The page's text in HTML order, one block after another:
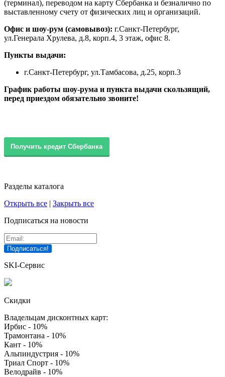
(терминал), переводом на карту Сбербанка и безналично по
выставленному счету от физических лиц и организаций.
Офис и шоу-рум (самовывоз): г.Санкт-Петербург,
ул.Генерала Хрулева, д.8, корп.4, 3 этаж, офис 8.
Пункты выдачи:
г.Санкт-Петербург, ул.Тамбасова, д.25, корп.3
График работы шоу-рума и пункта выдачи скользящий,
перед приездом обязательно звоните!
Получить кредит Сбербанка
Разделы каталога
Открыть все | Закрыть все
Подписаться на новости
SKI-Сервис
Скидки
Владельцам дисконтных карт:
Ирбис - 10%
Трамонтана - 10%
Кант - 10%
Альпиндустрия - 10%
Триал Спорт - 10%
Велодрайв - 10%